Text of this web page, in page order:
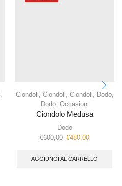
Ciondoli Ciondoli Ciondoli Dodo,
Dodo, Occasioni
Ciondolo Medusa
Dodo
€600,00 €480,00
AGGIUNGI AL CARRELLO